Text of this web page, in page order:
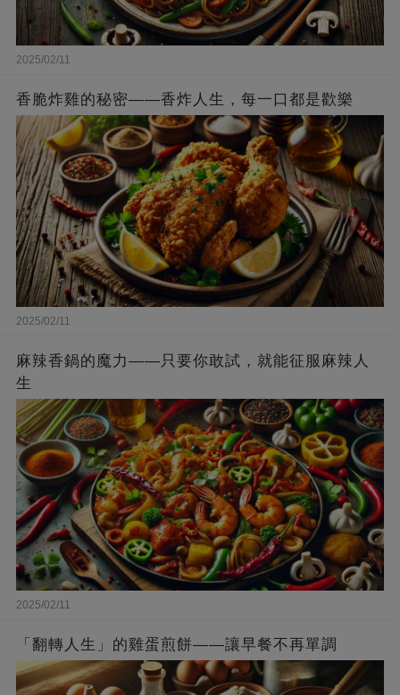
2025/02/11
香脆炸雞的秘密——香炸人生，每一口都是歡樂
2025/02/11
麻辣香鍋的魔力——只要你敢試，就能征服麻辣人
生
2025/02/11
「翻轉人生」的雞蛋煎餅——讓早餐不再單調